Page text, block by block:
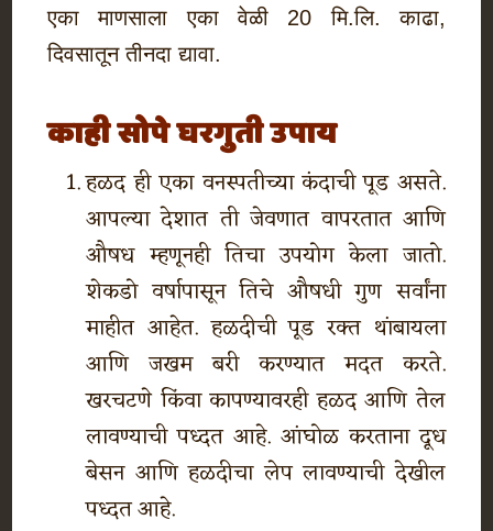
एका माणसाला एका वेळी 20 मि.लि. काढा,
दिवसातून तीनदा द्यावा.
काही सोपे घरगुती उपाय
हळद ही एका वनस्पतीच्या कंदाची पूड असते.
आपल्या देशात ती जेवणात वापरतात आणि
औषध म्हणूनही तिचा उपयोग केला जातो.
शेकडो वर्षापासून तिचे औषधी गुण सर्वांना
माहीत आहेत. हळदीची पूड रक्त थांबायला
आणि जखम बरी करण्यात मदत करते.
खरचटणे किंवा कापण्यावरही हळद आणि तेल
लावण्याची पध्दत आहे. आंघोळ करताना दूध
बेसन आणि हळदीचा लेप लावण्याची देखील
पध्दत आहे.